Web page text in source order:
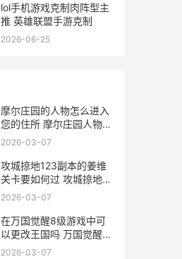
lol手机游戏克制肉阵型主
推 英雄联盟手游克制
2026-06-25
摩尔庄园的人物怎么进入
您的住所 摩尔庄园人物喜
好表
2026-03-07
攻城掠地123副本的姜维
关卡要如何过 攻城掠地
123平民副本攻略
2026-03-07
在万国觉醒8级游戏中可
以更改王国吗 万国觉醒八
级布局
2026-03-07